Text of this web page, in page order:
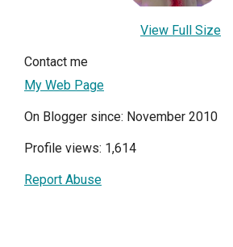
View Full Size
Contact me
My Web Page
On Blogger since: November 2010
Profile views: 1,614
Report Abuse